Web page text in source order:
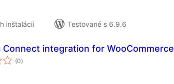
inštalácií
Testované s 6.9.6
Connect integration for WooCommerce
(0celkové
hodnotenie
)